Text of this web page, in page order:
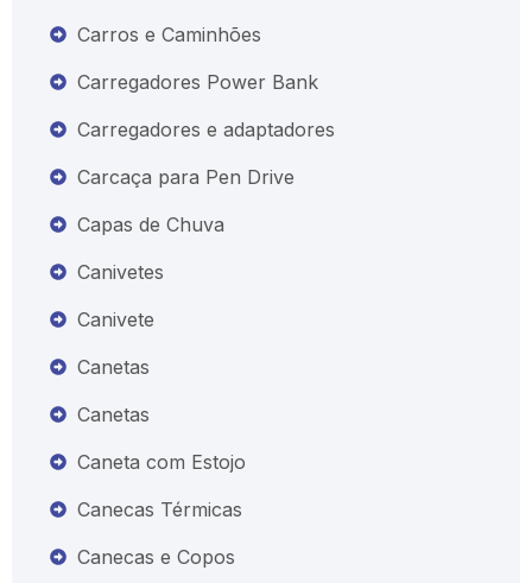
Carros e Caminhões
Carregadores Power Bank
Carregadores e adaptadores
Carcaça para Pen Drive
Capas de Chuva
Canivetes
Canivete
Canetas
Canetas
Caneta com Estojo
Canecas Térmicas
Canecas e Copos